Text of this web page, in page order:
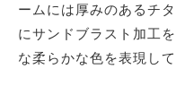
ームには厚みのあるチ
にサンドブラスト加工
な柔らかな色を表現して